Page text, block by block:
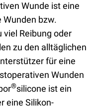
Wunde ist eine
bzw.
Reibung oder
zu den alltäglichen
für eine
Wunden
®silicone ist ein
eine Silikon-